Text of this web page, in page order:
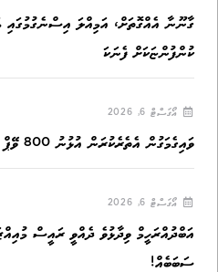
ގާނޫނާ އެއްގޮތަށް، އަމިއްލަ އިސްނެގުމުގައި
ކުންފުންޏަކަށް ފެނަކަ
އޯގަސްޓް 6, 2026
ވައިގެމަގުން އެތެރެކުރަން އުޅުނު 800 ވޭޕް ކާޓްރިޖް އަތުލައިގެންފި
އޯގަސްޓް 6, 2026
އަބްދުއްރަހީމް ވިދާޅުވެ ދެއްވީ ރައީސް
ސަބަބެއް!